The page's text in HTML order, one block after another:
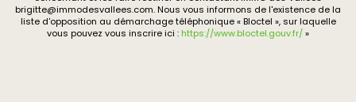
brigitte@immodesvallees.com. Nous vous informons de l'existence de la
liste d'opposition au démarchage téléphonique « Bloctel », sur laquelle
vous pouvez vous inscrire ici : https://www.bloctel.gouv.fr/»